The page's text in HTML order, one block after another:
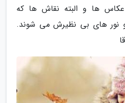
ها و البته نقاش ها که
نور های بی نظیرش می شوند.